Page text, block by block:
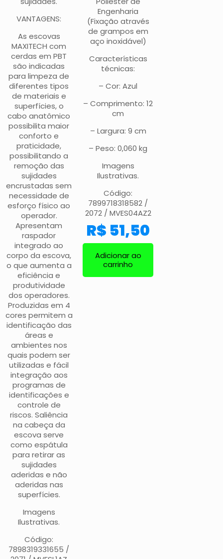
VANTAGENS:
As escovas
MAXITECH com
cerdas em PBT
são indicadas
para limpeza de
diferentes tipos
de materiais e
superfícies, o
cabo anatômico
possibilita maior
conforto e
praticidade,
possibilitando a
remoção das
sujidades
encrustadas sem
necessidade de
esforço físico ao
operador.
Apresentam
raspador
integrado ao
corpo da escova,
o que aumenta a
eficiência e
produtividade
dos operadores.
Produzidas em 4
cores permitem a
identificação das
áreas e
ambientes nos
quais podem ser
utilizadas e fácil
integração aos
programas de
identificações e
controle de
riscos. Saliência
na cabeça da
escova serve
como espátula
para retirar as
sujidades
aderidas e não
aderidas nas
superfícies.
Imagens
Ilustrativas.
Código:
7898319331655 /
Engenharia
(Fixação através
de grampos em
aço inoxidável)
Características
técnicas:
– Cor: Azul
– Comprimento: 12
cm
– Largura: 9 cm
– Peso: 0,060 kg
Imagens
Ilustrativas.
Código:
7899718318582 /
2072 / MVES04AZ2
R$ 51,50
Adicionar ao
carrinho